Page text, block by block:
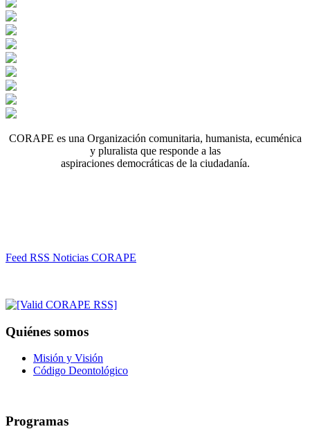
CORAPE es una Organización comunitaria, humanista, ecuménica
y pluralista que responde a las
aspiraciones democráticas de la ciudadanía.
Feed RSS Noticias CORAPE
Quiénes somos
Misión y Visión
Código Deontológico
Programas